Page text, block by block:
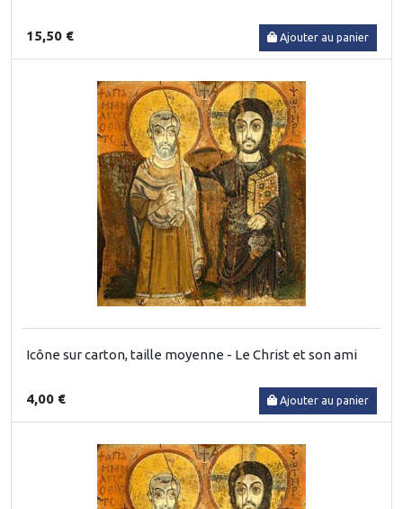
15,50 € Ajouter au panier
Icône sur carton, taille moyenne - Le Christ et son ami
4,00 € Ajouter au panier